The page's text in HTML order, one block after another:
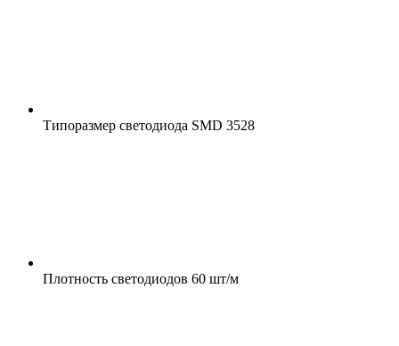
Типоразмер светодиода SMD 3528
Плотность светодиодов 60 шт/м